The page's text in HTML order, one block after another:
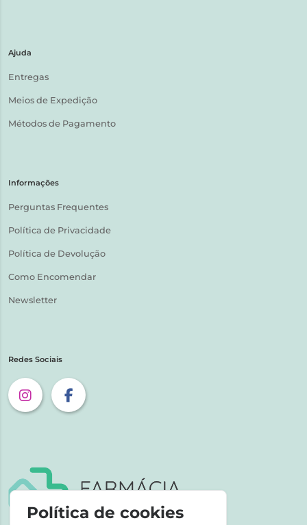
Ajuda
Entregas
Meios de Expedição
Métodos de Pagamento
Informações
Perguntas Frequentes
Política de Privacidade
Política de Devolução
Como Encomendar
Newsletter
Redes Sociais
Política de cookies